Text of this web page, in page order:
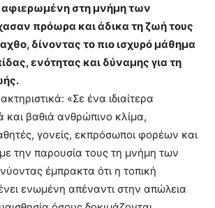
στη μνήμη των
πρόωρα και άδικα τη ζωή τους
δίνοντας το πιο ισχυρό μάθημα
ενότητας και δύναμης για τη
«Σε ένα ιδιαίτερα
και βαθιά ανθρώπινο κλίμα,
γονείς, εκπρόσωποι φορέων και
την παρουσία τους τη μνήμη των
έμπρακτα ότι η τοπική
ενωμένη απέναντι στην απώλεια